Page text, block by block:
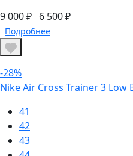
9 000 ₽ 6 500 ₽
Подробнее
-28%
Nike Air Cross Trainer 3 Low
41
42
43